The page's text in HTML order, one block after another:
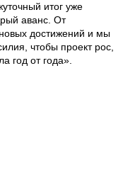
итог уже
аванс. От
достижений и мы
чтобы проект рос,
год от года».